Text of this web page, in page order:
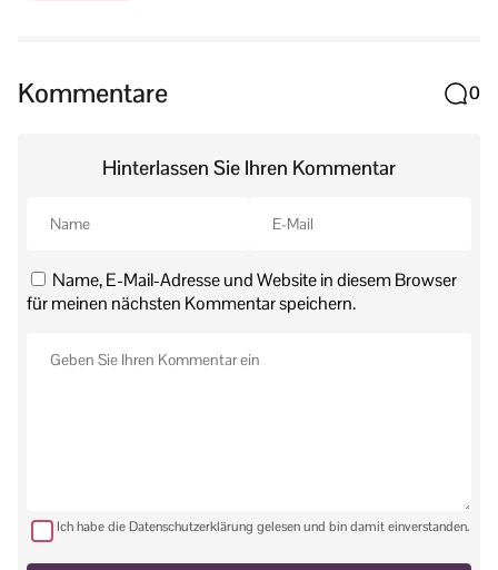
Kommentare 0
Hinterlassen Sie Ihren Kommentar
Name, E-Mail-Adresse und Website in diesem Browser
für meinen nächsten Kommentar speichern.
Ich habe die Datenschutzerklärung gelesen und bin damit einverstanden.